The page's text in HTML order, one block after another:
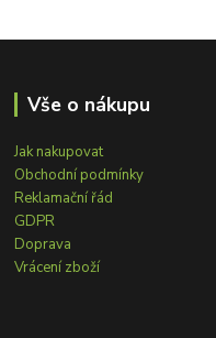
Vše o nákupu
Jak nakupovat
Obchodní podmínky
Reklamační řád
GDPR
Doprava
Vrácení zboží